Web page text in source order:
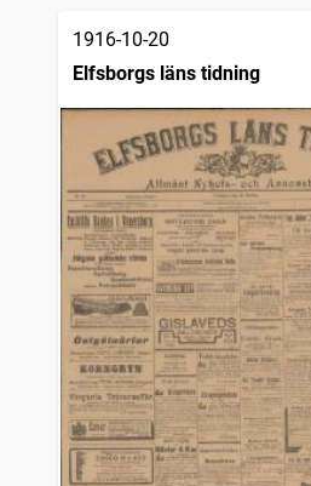
1916-10-20
Elfsborgs läns tidning